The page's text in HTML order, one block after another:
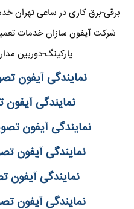
برقی-برق کاری در ساعی تهران
شرکت آیفون سازان خدمات
پارکینگ-دوربین
نمایندگی آیفون
نمایندگی
نمایندگی آیفون
نمایندگی آیفون
نمایندگی آیفون
نمایندگی آیفون